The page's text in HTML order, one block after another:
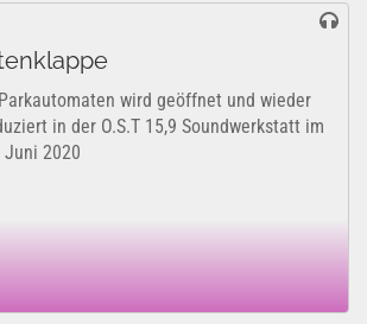
wird geöffnet und wieder
in der O.S.T 15,9 Soundwerkstatt im
Juni 2020